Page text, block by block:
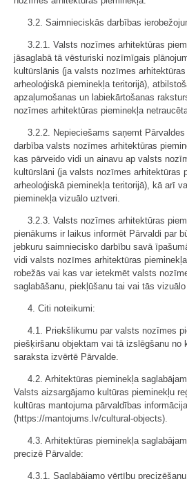
3.2. Saimnieciskās darbības
3.2.1. Valsts nozīmes arhitektūras
jāsaglabā tā vēsturiski nozīmīgais
kultūrslānis (ja valsts nozīmes
arheoloģiskā pieminekļa teritorijā),
apzaļumošanas un labiekārtošanas
nozīmes arhitektūras pieminekļa
3.2.2. Nepieciešams saņemt
darbība valsts nozīmes arhitektūras
kas pārveido vidi un ainavu ap valsts
kultūrslāni (ja valsts nozīmes arhitektūras
arheoloģiskā pieminekļa teritorijā), kā arī
pieminekļa vizuālo uztveri.
3.2.3. Valsts nozīmes arhitektūras
pienākums ir laikus informēt Pārvaldi par
jebkuru saimniecisko darbību savā
vidi valsts nozīmes arhitektūras
robežās vai kas var ietekmēt valsts
saglabāšanu, piekļūšanu tai vai tās
4. Citi noteikumi:
4.1. Priekšlikumu par valsts nozīmes
piešķiršanu objektam vai tā izslēgšanu no
saraksta izvērtē Pārvalde.
4.2. Arhitektūras pieminekļa
Valsts aizsargājamo kultūras pieminekļu
kultūras mantojuma pārvaldības
(https://mantojums.lv/cultural-objects).
4.3. Arhitektūras pieminekļa
precizē Pārvalde:
4.3.1. Saglabājamo vērtību